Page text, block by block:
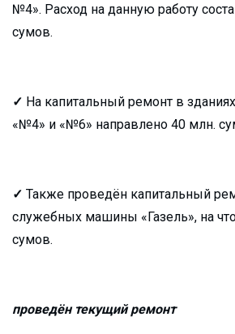
№4». Расход на данную работу
сумов.
✓ На капитальный ремонт в
«№4» и «№6» направлено 40 млн.
✓ Также проведён капитальный
служебных машины «Газель», на
сумов.
проведён текущий ремонт